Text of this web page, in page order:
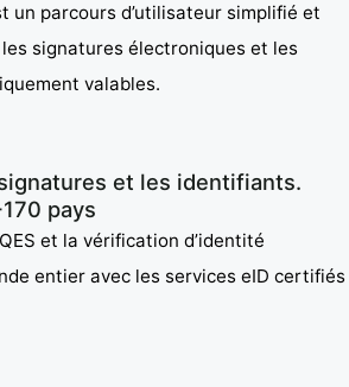
un parcours d’utilisateur simplifié et
signatures électroniques et les
valables.
et les identifiants.
pays
et la vérification d’identité
entier avec les services eID certifiés